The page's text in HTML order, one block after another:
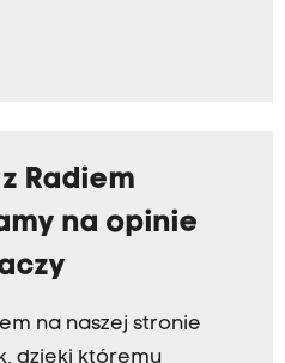
Radiem
na opinie
na naszej stronie
dzięki któremu